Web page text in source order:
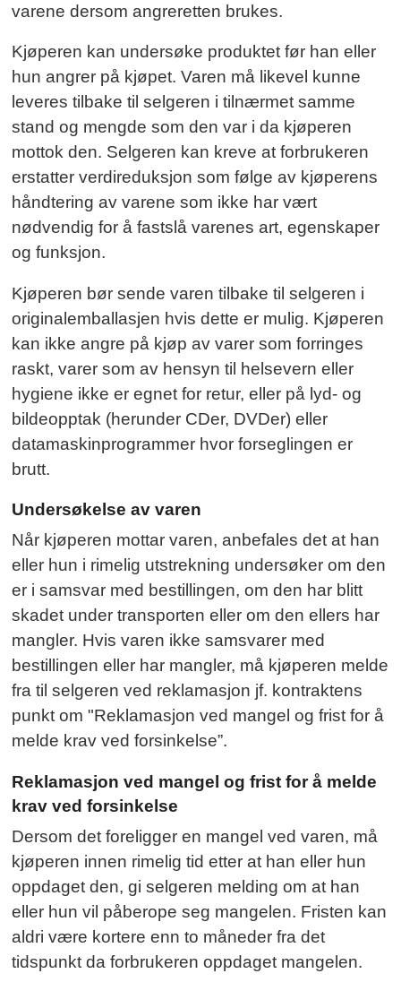
varene dersom angreretten brukes.
Kjøperen kan undersøke produktet før han eller
hun angrer på kjøpet. Varen må likevel kunne
leveres tilbake til selgeren i tilnærmet samme
stand og mengde som den var i da kjøperen
mottok den. Selgeren kan kreve at forbrukeren
erstatter verdireduksjon som følge av kjøperens
håndtering av varene som ikke har vært
nødvendig for å fastslå varenes art, egenskaper
og funksjon.
Kjøperen bør sende varen tilbake til selgeren i
originalemballasjen hvis dette er mulig. Kjøperen
kan ikke angre på kjøp av varer som forringes
raskt, varer som av hensyn til helsevern eller
hygiene ikke er egnet for retur, eller på lyd- og
bildeopptak (herunder CDer, DVDer) eller
datamaskinprogrammer hvor forseglingen er
brutt.
Undersøkelse av varen
Når kjøperen mottar varen, anbefales det at han
eller hun i rimelig utstrekning undersøker om den
er i samsvar med bestillingen, om den har blitt
skadet under transporten eller om den ellers har
mangler. Hvis varen ikke samsvarer med
bestillingen eller har mangler, må kjøperen melde
fra til selgeren ved reklamasjon jf. kontraktens
punkt om "Reklamasjon ved mangel og frist for å
melde krav ved forsinkelse”.
Reklamasjon ved mangel og frist for å melde
krav ved forsinkelse
Dersom det foreligger en mangel ved varen, må
kjøperen innen rimelig tid etter at han eller hun
oppdaget den, gi selgeren melding om at han
eller hun vil påberope seg mangelen. Fristen kan
aldri være kortere enn to måneder fra det
tidspunkt da forbrukeren oppdaget mangelen.